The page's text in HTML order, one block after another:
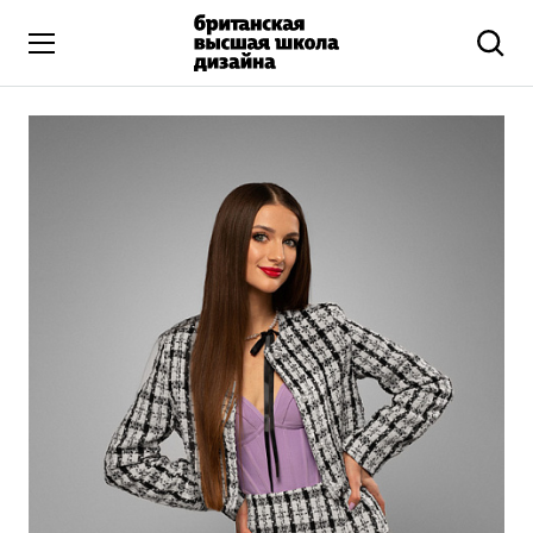
Высшее образование
Подготовительные курсы
Бизнес и маркетинг
Дополнительное образование
Коммуникационный и цифровой дизайн
Иллюстрация
Современное искусство